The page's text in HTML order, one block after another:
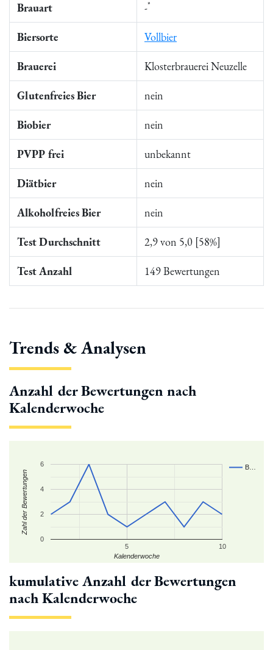
Brauart -*
Biersorte Vollbier
Brauerei Klosterbrauerei Neuzelle
Glutenfreies Bier nein
Biobier nein
PVPP frei unbekannt
Diätbier nein
Alkoholfreies Bier nein
Test Durchschnitt 2,9 von 5,0 [58%]
Test Anzahl 149 Bewertungen
Trends & Analysen
Anzahl der Bewertungen nach
Kalenderwoche
B…
5 10
0
2
4
6
Kalenderwoche
Zahl der Bewertungen
kumulative Anzahl der Bewertungen
nach Kalenderwoche